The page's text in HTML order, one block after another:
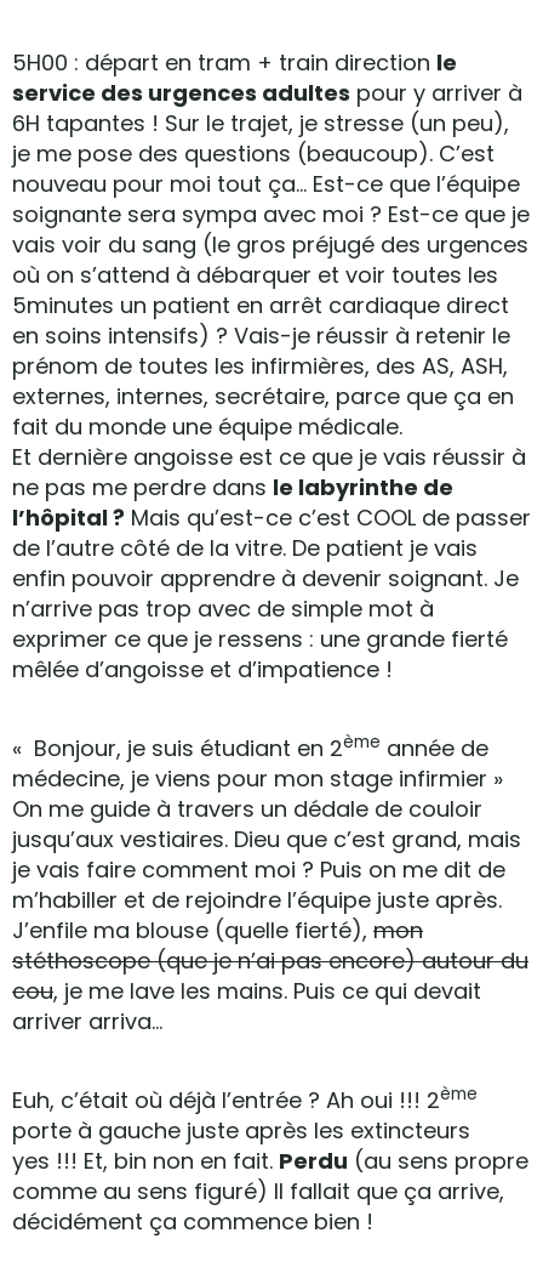
5H00 : départ en tram + train direction le
service des urgences adultes pour y arriver à
6H tapantes ! Sur le trajet, je stresse (un peu),
je me pose des questions (beaucoup). C’est
nouveau pour moi tout ça… Est-ce que l’équipe
soignante sera sympa avec moi ? Est-ce que je
vais voir du sang (le gros préjugé des urgences
où on s’attend à débarquer et voir toutes les
5minutes un patient en arrêt cardiaque direct
en soins intensifs) ? Vais-je réussir à retenir le
prénom de toutes les infirmières, des AS, ASH,
externes, internes, secrétaire, parce que ça en
fait du monde une équipe médicale.
Et dernière angoisse est ce que je vais réussir à
ne pas me perdre dans le labyrinthe de
l’hôpital ? Mais qu’est-ce c’est COOL de passer
de l’autre côté de la vitre. De patient je vais
enfin pouvoir apprendre à devenir soignant. Je
n’arrive pas trop avec de simple mot à
exprimer ce que je ressens : une grande fierté
mêlée d’angoisse et d’impatience !
« Bonjour, je suis étudiant en 2ème année de
médecine, je viens pour mon stage infirmier »
On me guide à travers un dédale de couloir
jusqu’aux vestiaires. Dieu que c’est grand, mais
je vais faire comment moi ? Puis on me dit de
m’habiller et de rejoindre l’équipe juste après.
J’enfile ma blouse (quelle fierté), mon
stéthoscope (que je n’ai pas encore) autour du
cou, je me lave les mains. Puis ce qui devait
arriver arriva…
Euh, c’était où déjà l’entrée ? Ah oui !!! 2ème
porte à gauche juste après les extincteurs
yes !!! Et, bin non en fait. Perdu (au sens propre
comme au sens figuré) Il fallait que ça arrive,
décidément ça commence bien !